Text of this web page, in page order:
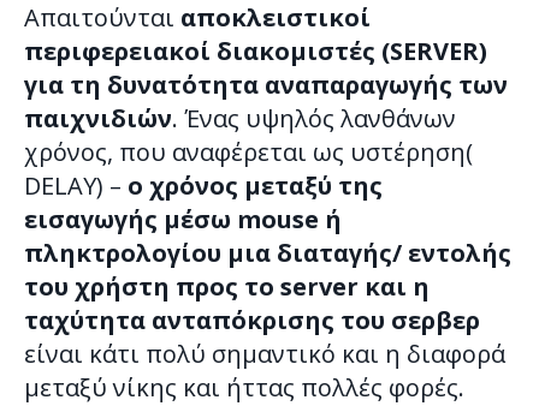
Απαιτούνται αποκλειστικοί
περιφερειακοί διακομιστές (SERVER)
για τη δυνατότητα αναπαραγωγής των
παιχνιδιών. Ένας υψηλός λανθάνων
χρόνος, που αναφέρεται ως υστέρηση(
DELAY) – ο χρόνος μεταξύ της
εισαγωγής μέσω mouse ή
πληκτρολογίου μια διαταγής/ εντολής
του χρήστη προς το server και η
ταχύτητα ανταπόκρισης του σερβερ
είναι κάτι πολύ σημαντικό και η διαφορά
μεταξύ νίκης και ήττας πολλές φορές.